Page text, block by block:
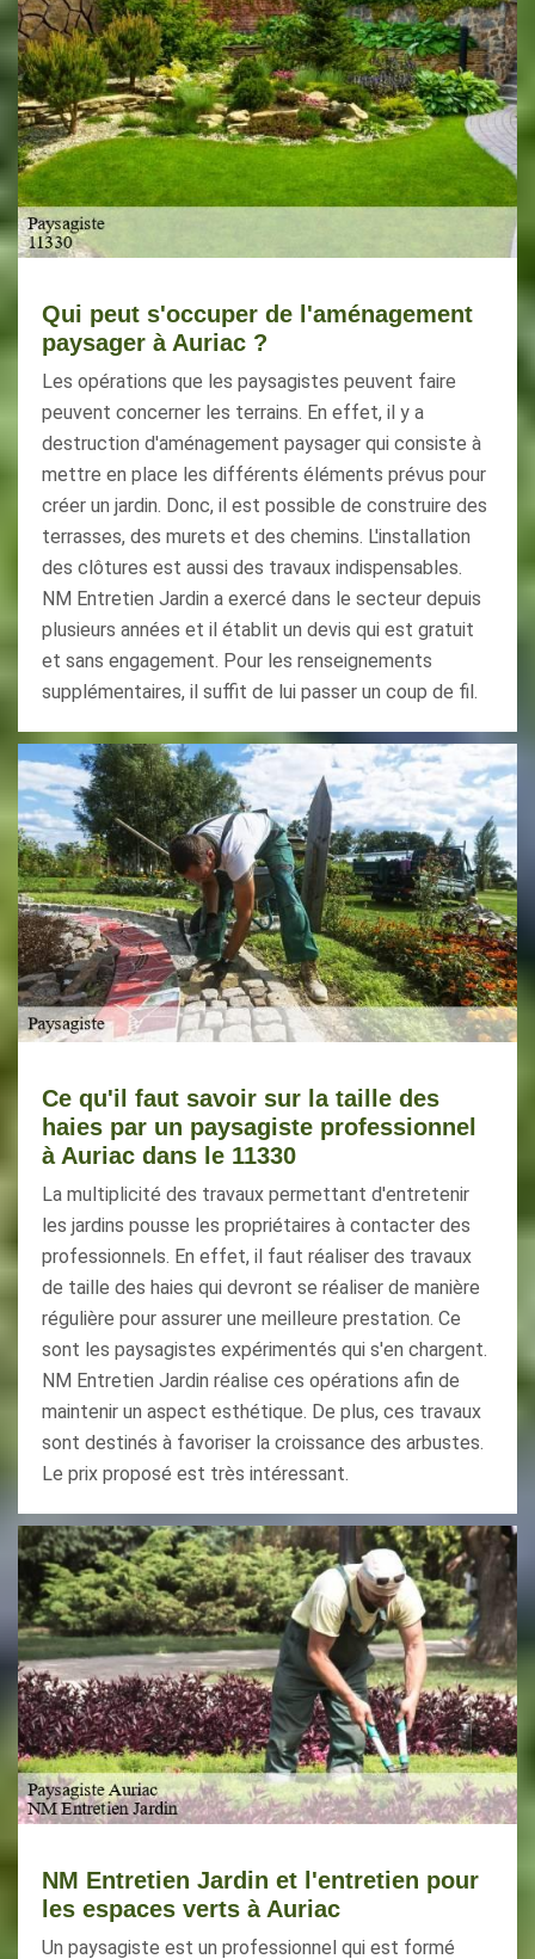
Qui peut s'occuper de l'aménagement
paysager à Auriac ?
Les opérations que les paysagistes peuvent faire
peuvent concerner les terrains. En effet, il y a
destruction d'aménagement paysager qui consiste à
mettre en place les différents éléments prévus pour
créer un jardin. Donc, il est possible de construire des
terrasses, des murets et des chemins. L'installation
des clôtures est aussi des travaux indispensables.
NM Entretien Jardin a exercé dans le secteur depuis
plusieurs années et il établit un devis qui est gratuit
et sans engagement. Pour les renseignements
supplémentaires, il suffit de lui passer un coup de fil.
Ce qu'il faut savoir sur la taille des
haies par un paysagiste professionnel
à Auriac dans le 11330
La multiplicité des travaux permettant d'entretenir
les jardins pousse les propriétaires à contacter des
professionnels. En effet, il faut réaliser des travaux
de taille des haies qui devront se réaliser de manière
régulière pour assurer une meilleure prestation. Ce
sont les paysagistes expérimentés qui s'en chargent.
NM Entretien Jardin réalise ces opérations afin de
maintenir un aspect esthétique. De plus, ces travaux
sont destinés à favoriser la croissance des arbustes.
Le prix proposé est très intéressant.
NM Entretien Jardin et l'entretien pour
les espaces verts à Auriac
Un paysagiste est un professionnel qui est formé